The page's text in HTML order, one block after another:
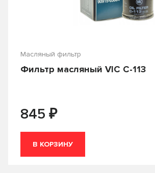
Масляный фильтр
Фильтр масляный VIC C-113
845 ₽
В КОРЗИНУ